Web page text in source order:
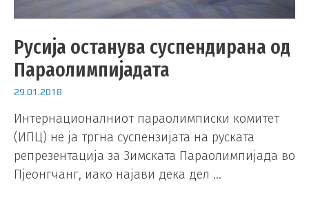
Русија останува суспендирана од
Параолимпијадата
29.01.2018
Интернационалниот параолимписки комитет
(ИПЦ) не ја тргна суспензијата на руската
репрезентација за Зимската Параолимпијада во
Пјеонгчанг, иако најави дека дел …